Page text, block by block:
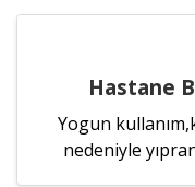
Hastane
Yogun
nedeniyle